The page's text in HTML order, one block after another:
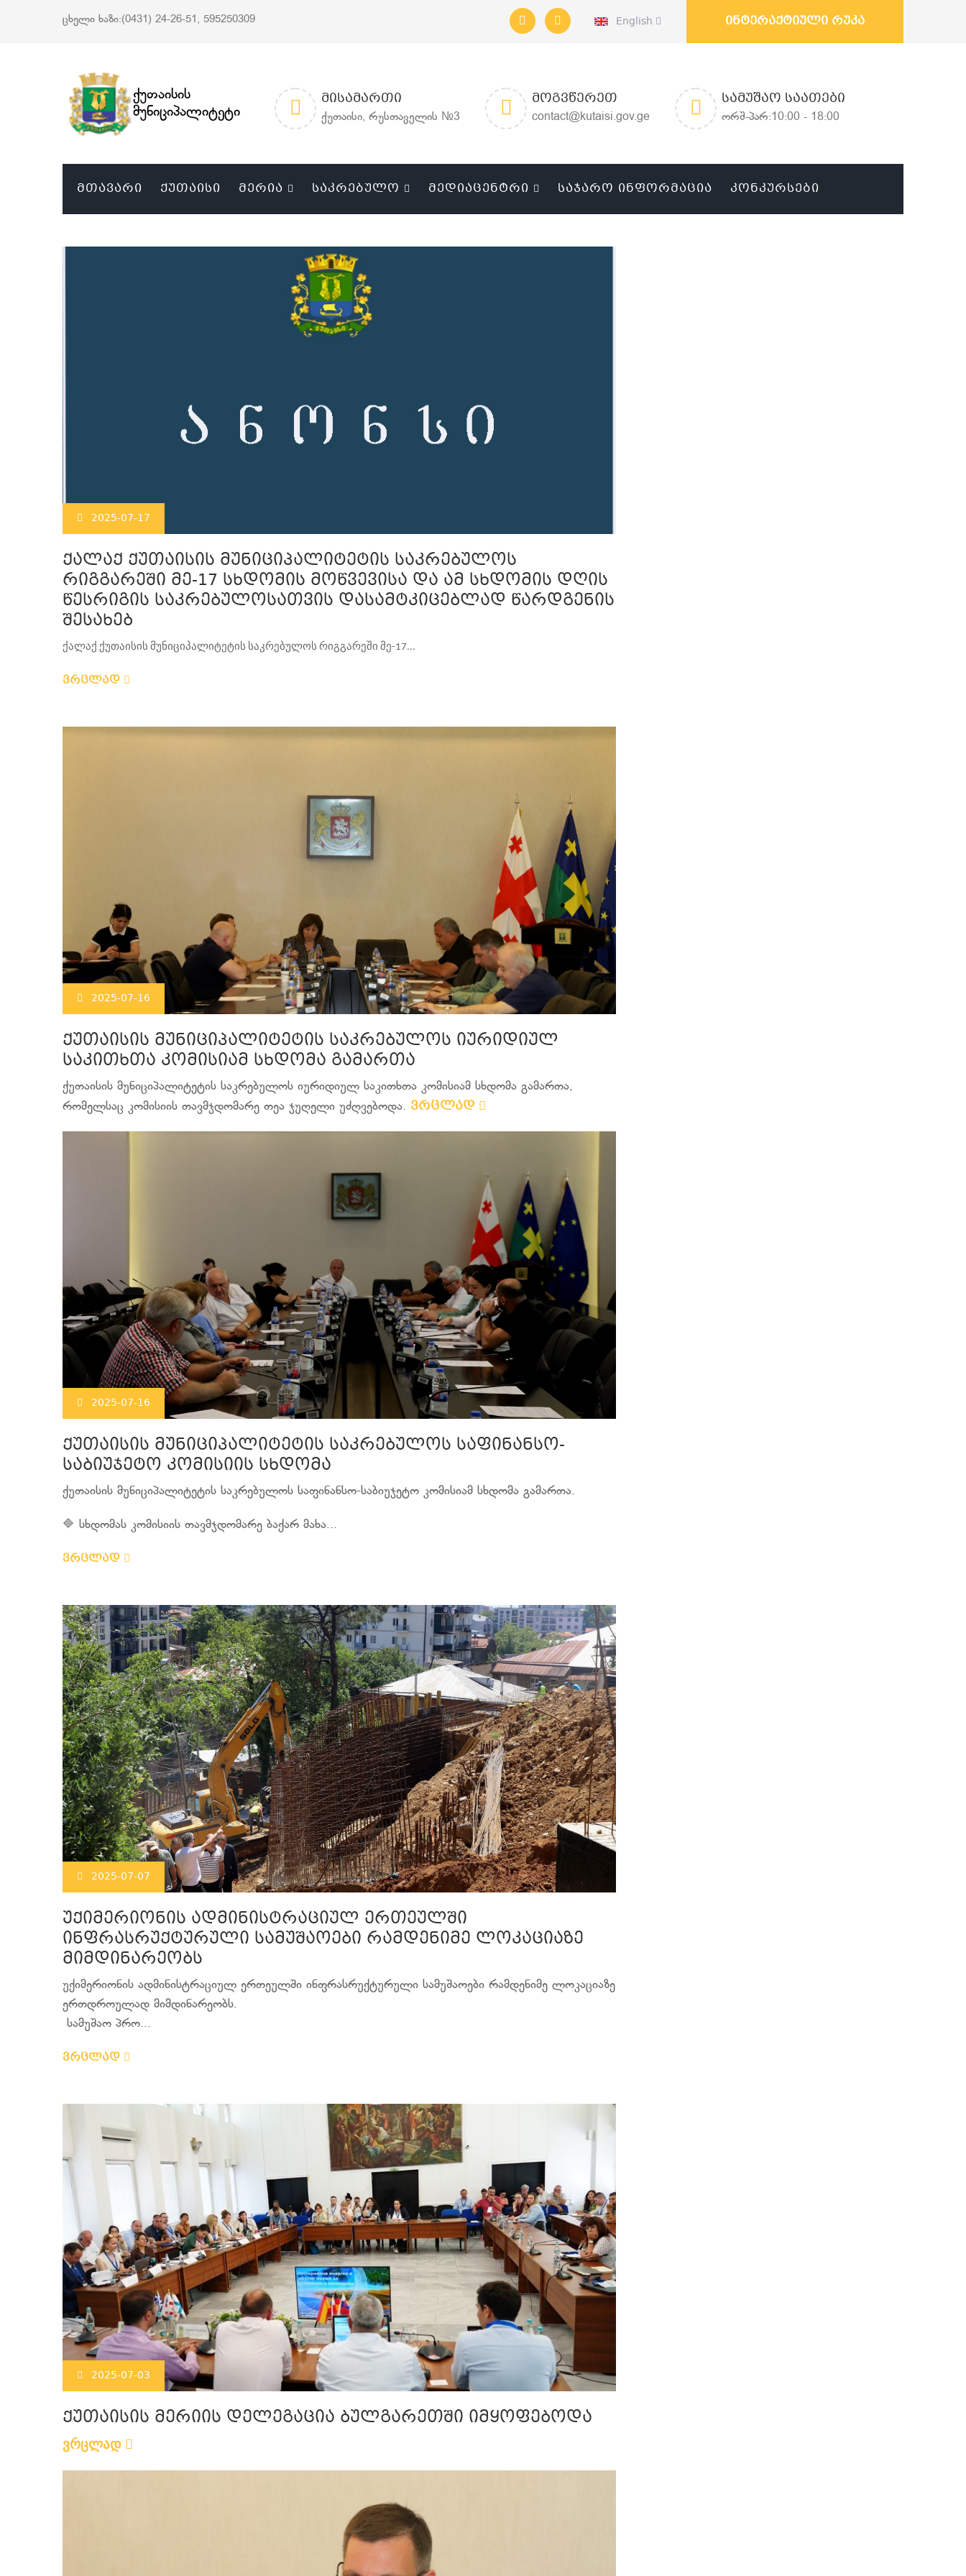
ცხელი ხაზი:(0431) 24-26-51, 595250309 English ინტერაქტიული რუკა
ქუთაისის
მუნიციპალიტეტი
ᲛᲘᲡᲐᲛᲐᲠᲗᲘ
ქუთაისი, რუსთაველის №3
ᲛᲝᲒᲕᲬᲔᲠᲔᲗ
contact@kutaisi.gov.ge
ᲡᲐᲛᲣᲨᲐᲝ ᲡᲐᲐᲗᲔᲑᲘ
ორშ-პარ:10:00 - 18:00
ᲛᲗᲐᲕᲐᲠᲘ ᲥᲣᲗᲐᲘᲡᲘ ᲛᲔᲠᲘᲐ ᲡᲐᲙᲠᲔᲑᲣᲚᲝ ᲛᲔᲓᲘᲐᲪᲔᲜᲢᲠᲘ ᲡᲐᲯᲐᲠᲝ ᲘᲜᲤᲝᲠᲛᲐᲪᲘᲐ ᲙᲝᲜᲙᲣᲠᲡᲔᲑᲘ
2025-07-17
ქალაქ ქუთაისის მუნიციპალიტეტის საკრებულოს
რიგგარეში მე-17 სხდომის მოწვევისა და ამ სხდომის დღის
წესრიგის საკრებულოსათვის დასამტკიცებლად წარდგენის
შესახებ
ქალაქ ქუთაისის მუნიციპალიტეტის საკრებულოს რიგგარეში მე-17...
ვრცლად
2025-07-16
ქუთაისის მუნიციპალიტეტის საკრებულოს იურიდიულ
საკითხთა კომისიამ სხდომა გამართა
ქუთაისის მუნიციპალიტეტის საკრებულოს იურიდიულ საკითხთა კომისიამ სხდომა გამართა,
რომელსაც კომისიის თავმჯდომარე თეა ჯუღელი უძღვებოდა. ვრცლად
2025-07-16
ქუთაისის მუნიციპალიტეტის საკრებულოს საფინანსო-
საბიუჯეტო კომისიის სხდომა
ქუთაისის მუნიციპალიტეტის საკრებულოს საფინანსო-საბიუჯეტო კომისიამ სხდომა გამართა.
🔷 სხდომას კომისიის თავმჯდომარე ბაქარ მახა...
ვრცლად
2025-07-07
უქიმერიონის ადმინისტრაციულ ერთეულში
ინფრასრუქტურული სამუშაოები რამდენიმე ლოკაციაზე
მიმდინარეობს
უქიმერიონის ადმინისტრაციულ ერთეულში ინფრასრუქტურული სამუშაოები რამდენიმე ლოკაციაზე
ერთდროულად მიმდინარეობს.
სამუშაო პრო...
ვრცლად
2025-07-03
ქუთაისის მერიის დელეგაცია ბულგარეთში იმყოფებოდა
ვრცლად